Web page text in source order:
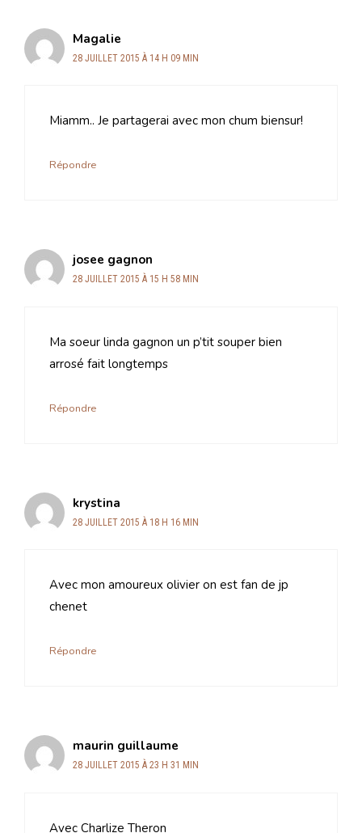
Magalie
28 JUILLET 2015 À 14 H 09 MIN
Miamm.. Je partagerai avec mon chum biensur!
Répondre
josee gagnon
28 JUILLET 2015 À 15 H 58 MIN
Ma soeur linda gagnon un p’tit souper bien
arrosé fait longtemps
Répondre
krystina
28 JUILLET 2015 À 18 H 16 MIN
Avec mon amoureux olivier on est fan de jp
chenet
Répondre
maurin guillaume
28 JUILLET 2015 À 23 H 31 MIN
Avec Charlize Theron